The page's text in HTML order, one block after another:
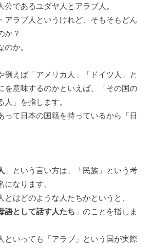
公であるユダヤ人とアラブ人。
アラブ人というけれど、そもそもどん
か？
のか。
例えば「アメリカ人」「ドイツ人」と
を意味するのかといえば、「その国の
人」を指します。
って日本の国籍を持っているから「日
」という言い方は、「民族」という考
になります。
とはどのような人たちかというと、
語として話す人たち 」のことを指しま
といっても「アラブ」という国が実際